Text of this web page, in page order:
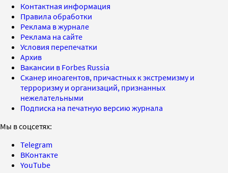
Контактная информация
Правила обработки
Реклама в журнале
Реклама на сайте
Условия перепечатки
Архив
Вакансии в Forbes Russia
Сканер иноагентов, причастных к экстремизму и
терроризму и организаций, признанных
нежелательными
Подписка на печатную версию журнала
Мы в соцсетях:
Telegram
ВКонтакте
YouTube